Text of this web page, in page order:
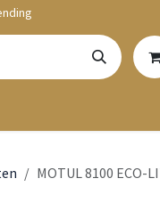
MOTUL 8100 ECO-